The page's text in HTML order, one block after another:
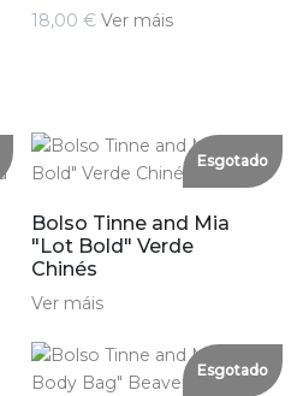
18,00 € Ver máis
Esgotado
Bolso Tinne and Mia
"Lot Bold" Verde
Chinés
Ver máis
Esgotado